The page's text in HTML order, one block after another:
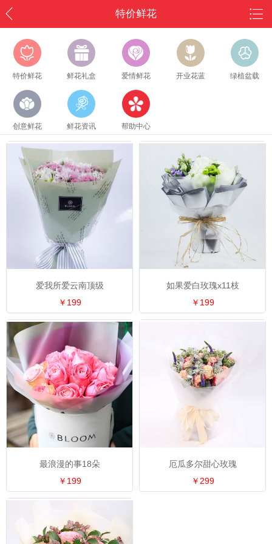
特价鲜花
特价鲜花 鲜花礼盒 爱情鲜花 开业花蓝 绿植盆载
创意鲜花 鲜花资讯 帮助中心
爱我所爱云南顶级
￥199
如果爱白玫瑰x11枝
￥199
最浪漫的事18朵
￥199
厄瓜多尔甜心玫瑰
￥299